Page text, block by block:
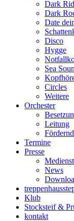
Dark
Dark
Date
Disco
Hygge
Sea
Circles
Weitere
Orchester
Leitung
Termine
Presse
News
Klub
Stocksteif &
kontakt